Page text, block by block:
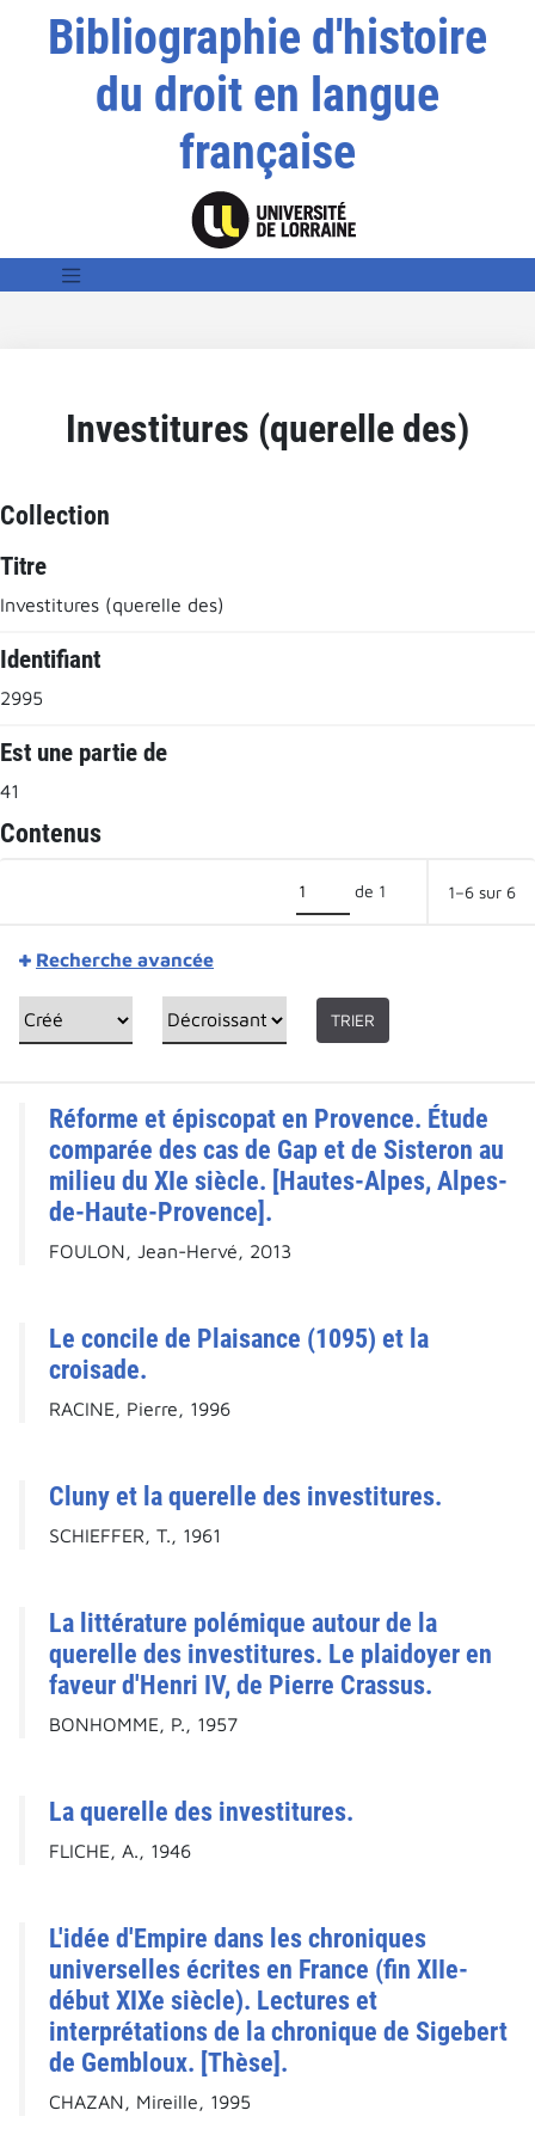
Bibliographie d'histoire
du droit en langue
française
Investitures (querelle des)
Collection
Titre
Investitures (querelle des)
Identifiant
2995
Est une partie de
41
Contenus
de 1 1–6 sur 6
Recherche avancée
TRIER
Réforme et épiscopat en Provence. Étude
comparée des cas de Gap et de Sisteron au
milieu du XIe siècle. [Hautes-Alpes, Alpes-
de-Haute-Provence].
FOULON, Jean-Hervé, 2013
Le concile de Plaisance (1095) et la
croisade.
RACINE, Pierre, 1996
Cluny et la querelle des investitures.
SCHIEFFER, T., 1961
La littérature polémique autour de la
querelle des investitures. Le plaidoyer en
faveur d'Henri IV, de Pierre Crassus.
BONHOMME, P., 1957
La querelle des investitures.
FLICHE, A., 1946
L'idée d'Empire dans les chroniques
universelles écrites en France (fin XIIe-
début XIXe siècle). Lectures et
interprétations de la chronique de Sigebert
de Gembloux. [Thèse].
CHAZAN, Mireille, 1995